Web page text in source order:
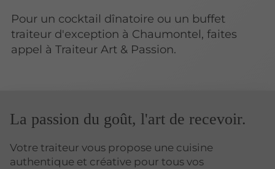
Pour un cocktail dînatoire ou un buffet
traiteur d'exception à Chaumontel, faites
appel à Traiteur Art & Passion.
La passion du goût, l'art de recevoir.
Votre traiteur vous propose une cuisine
authentique et créative pour tous vos